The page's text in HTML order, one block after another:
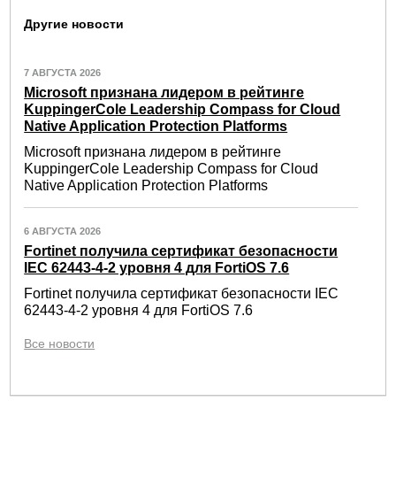
Другие новости
7 АВГУСТА 2026
Microsoft признана лидером в рейтинге
KuppingerCole Leadership Compass for Cloud
Native Application Protection Platforms
Microsoft признана лидером в рейтинге
KuppingerCole Leadership Compass for Cloud
Native Application Protection Platforms
6 АВГУСТА 2026
Fortinet получила сертификат безопасности
IEC 62443-4-2 уровня 4 для FortiOS 7.6
Fortinet получила сертификат безопасности IEC
62443-4-2 уровня 4 для FortiOS 7.6
Все новости